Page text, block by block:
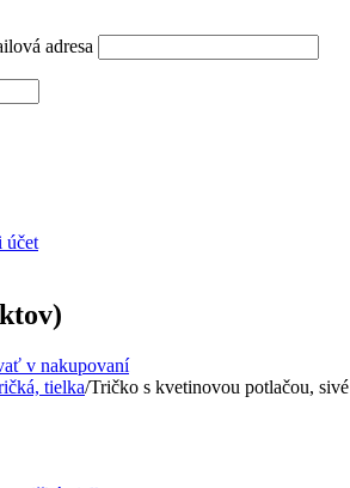
adresa
účet
v nakupovaní
tielka/Tričko s kvetinovou potlačou, sivé